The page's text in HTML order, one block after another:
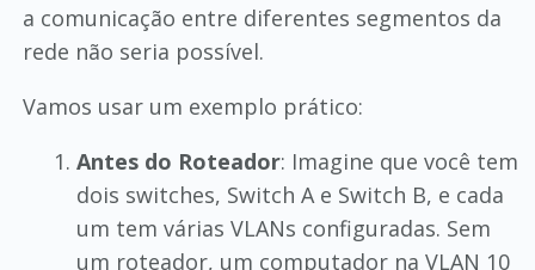
a comunicação entre diferentes segmentos da
rede não seria possível.
Vamos usar um exemplo prático:
Antes do Roteador: Imagine que você tem
dois switches, Switch A e Switch B, e cada
um tem várias VLANs configuradas. Sem
um roteador, um computador na VLAN 10